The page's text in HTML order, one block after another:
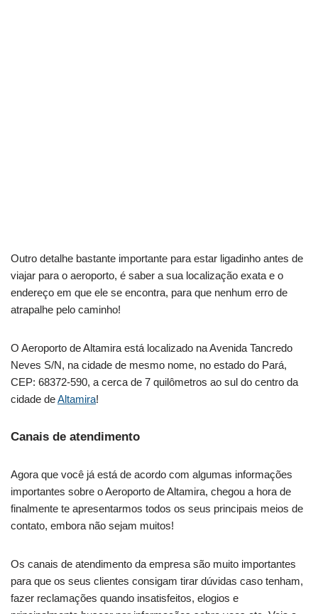
Outro detalhe bastante importante para estar ligadinho antes de
viajar para o aeroporto, é saber a sua localização exata e o
endereço em que ele se encontra, para que nenhum erro de
atrapalhe pelo caminho!
O Aeroporto de Altamira está localizado na Avenida Tancredo
Neves S/N, na cidade de mesmo nome, no estado do Pará,
CEP: 68372-590, a cerca de 7 quilômetros ao sul do centro da
cidade deAltamira!
Canais de atendimento
Agora que você já está de acordo com algumas informações
importantes sobre o Aeroporto de Altamira, chegou a hora de
finalmente te apresentarmos todos os seus principais meios de
contato, embora não sejam muitos!
Os canais de atendimento da empresa são muito importantes
para que os seus clientes consigam tirar dúvidas caso tenham,
fazer reclamações quando insatisfeitos, elogios e